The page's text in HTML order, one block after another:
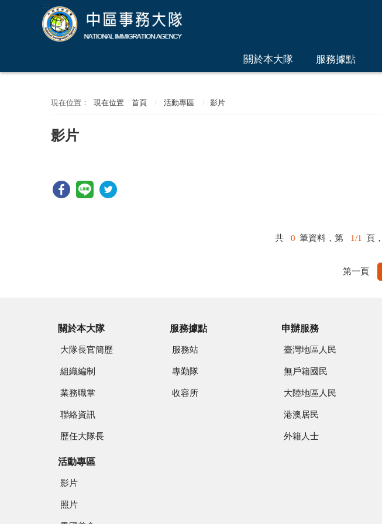
:::
關於本大隊 服務據點
現在位置 首頁 活動專區 影片
影片
共 0 筆資料，第 1/1 頁，
第一頁
關於本大隊
大隊長官簡歷
組織編制
業務職掌
聯絡資訊
歷任大隊長
服務據點
服務站
專勤隊
收容所
申辦服務
臺灣地區人民
無戶籍國民
大陸地區人民
港澳居民
外籍人士
活動專區
影片
照片